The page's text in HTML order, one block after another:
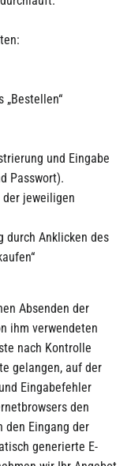
und Eingabe
Passwort).
der jeweiligen
durch Anklicken des
Absenden der
ihm verwendeten
nach Kontrolle
gelangen, auf der
Eingabefehler
den
den Eingang der
generierte E-